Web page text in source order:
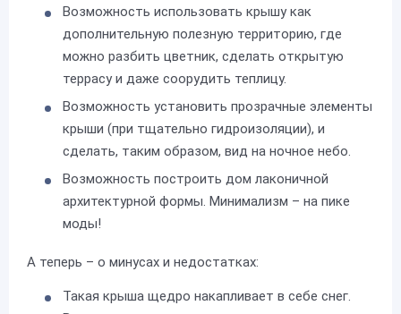
Возможность использовать крышу как
дополнительную полезную территорию, где
можно разбить цветник, сделать открытую
террасу и даже соорудить теплицу.
Возможность установить прозрачные элементы
крыши (при тщательно гидроизоляции), и
сделать, таким образом, вид на ночное небо.
Возможность построить дом лаконичной
архитектурной формы. Минимализм – на пике
моды!
А теперь – о минусах и недостатках:
Такая крыша щедро накапливает в себе снег.